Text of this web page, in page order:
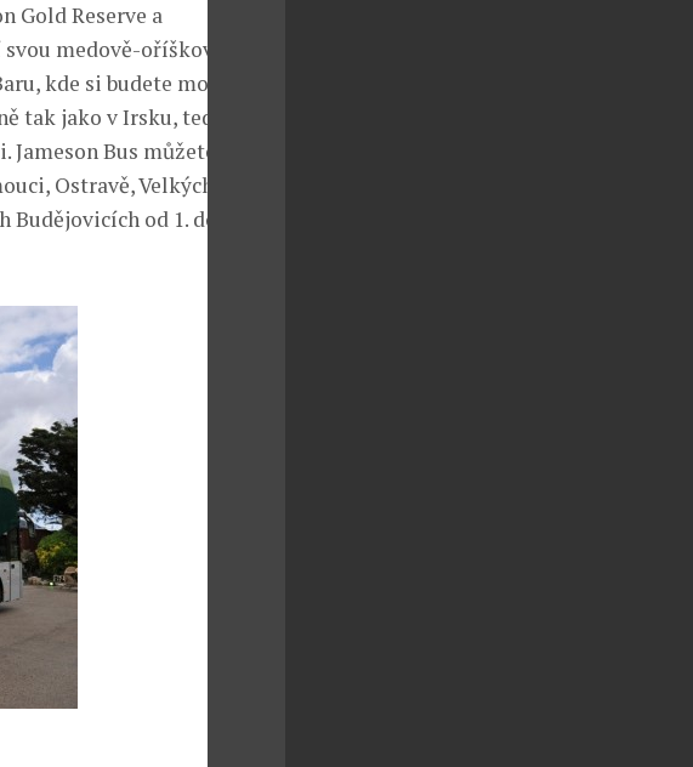
Gold Reserve a
medově-oříškovou
kde si budete moci
tak jako v Irsku, tedy s
Bus můžete
Ostravě, Velkých
od 1. do 12.